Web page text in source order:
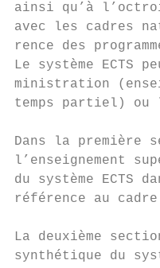
ainsi qu’à
avec les cadres
rence des
Le système ECTS
ministration
temps partiel) ou
Dans la première
l’enseignement
du système ECTS
référence au
La deuxième
synthétique du